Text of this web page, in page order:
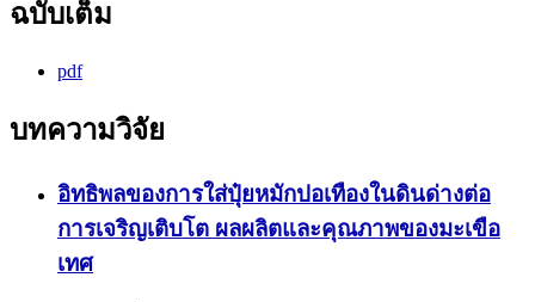
ฉบับเต็ม
pdf
บทความวิจัย
อิทธิพลของการใส่ปุ๋ยหมักปอเทืองในดินด่างต่อ
การเจริญเติบโต ผลผลิตและคุณภาพของมะเขือ
เทศ